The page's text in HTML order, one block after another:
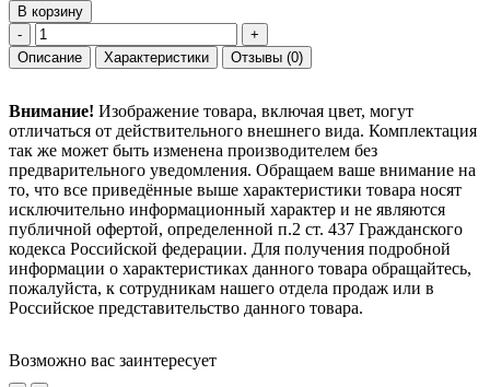
В корзину
-
+
Описание
Характеристики Отзывы (0)
Внимание! Изображение товара, включая цвет, могут
отличаться от действительного внешнего вида. Комплектация
так же может быть изменена производителем без
предварительного уведомления. Обращаем ваше внимание на
то, что все приведённые выше характеристики товара носят
исключительно информационный характер и не являются
публичной офертой, определенной п.2 ст. 437 Гражданского
кодекса Российской федерации. Для получения подробной
информации о характеристиках данного товара обращайтесь,
пожалуйста, к сотрудникам нашего отдела продаж или в
Российское представительство данного товара.
Возможно вас заинтересует